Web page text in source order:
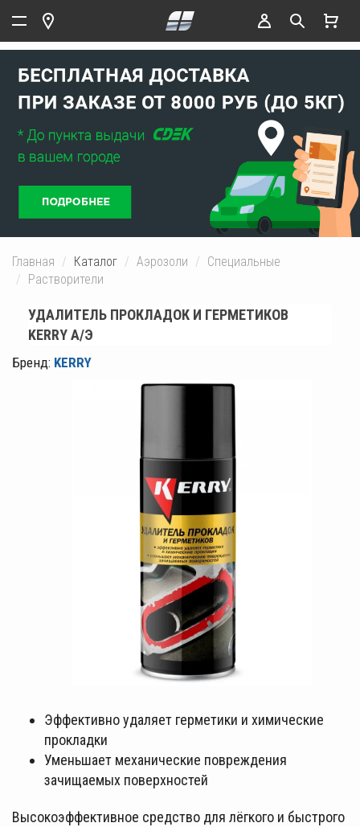
Главная Каталог Аэрозоли
Специальные
Растворители
УДАЛИТЕЛЬ ПРОКЛАДОК И ГЕРМЕТИКОВ
KERRY А/Э
Бренд: KERRY
Эффективно удаляет герметики и химические
прокладки
Уменьшает механические повреждения
зачищаемых поверхностей
Высокоэффективное средство для лёгкого и быстрого